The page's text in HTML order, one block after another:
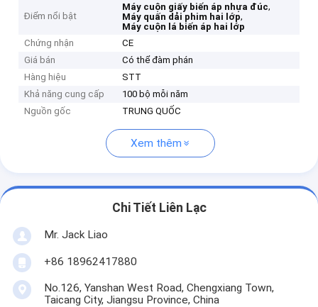
Điểm nổi bật
Máy cuộn giấy biến áp nhựa đúc,
Máy quấn dải phim hai lớp,
Máy cuộn lá biến áp hai lớp
Chứng nhận
CE
Giá bán
Có thể đàm phán
Hàng hiệu
STT
Khả năng cung cấp
100 bộ mỗi năm
Nguồn gốc
TRUNG QUỐC
Xem thêm
Chi Tiết Liên Lạc
Mr. Jack Liao
+86 18962417880
No.126, Yanshan West Road, Chengxiang Town,
Taicang City, Jiangsu Province, China